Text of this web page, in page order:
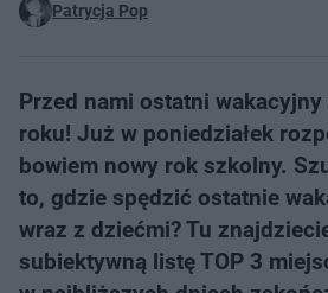
Patrycja Pop
Przed nami ostatni
roku! Już w poniedziałek
bowiem nowy rok szkolny.
to, gdzie spędzić ostatnie
wraz z dziećmi? Tu
subiektywną listę TOP 3